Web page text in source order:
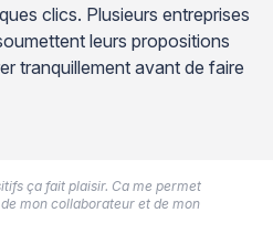
clics. Plusieurs entreprises
leurs propositions
tranquillement avant de faire
ça fait plaisir. Ca me permet
mon collaborateur et de mon